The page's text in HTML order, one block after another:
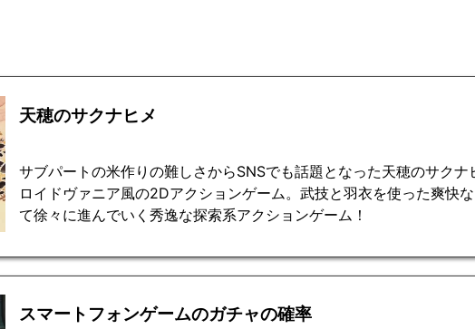
天穂のサクナヒメ
サブパートの米作りの難しさからSNSでも話題となった天穂のサクナ
ロイドヴァニア風の2Dアクションゲーム。武技と羽衣を使った爽快
て徐々に進んでいく秀逸な探索系アクションゲーム！
スマートフォンゲームのガチャの確率